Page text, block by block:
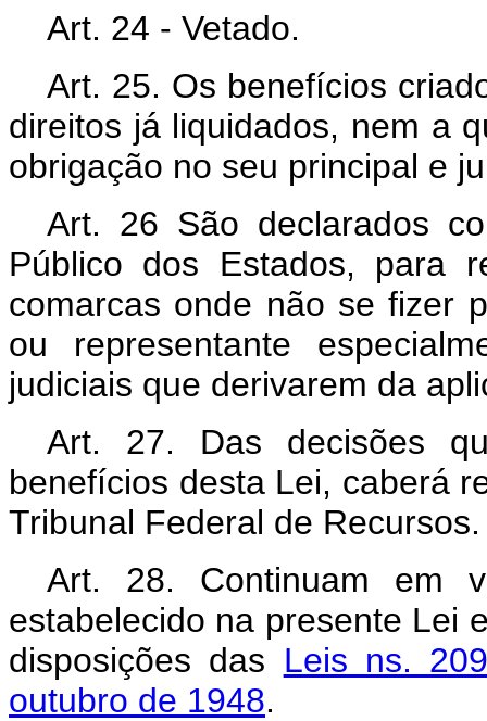
Art. 24 - Vetado.
Art. 25. Os benefícios
direitos já liquidados, nem a
obrigação no seu principal e
Art. 26 São declarados
Público dos Estados, para
comarcas onde não se fizer
ou representante
judiciais que derivarem da
Art. 27. Das decisões
benefícios desta Lei, caberá
Tribunal Federal de Recursos.
Art. 28. Continuam em
estabelecido na presente Lei
disposições das Leis ns.
outubro de 1948.